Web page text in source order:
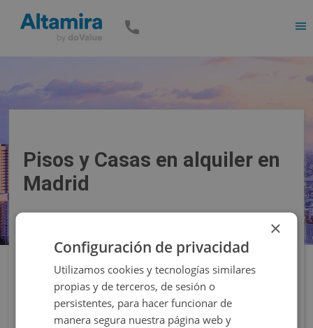
Pisos y Casas en alquiler en
Madrid
Filtros
×
Configuración de privacidad
Utilizamos cookies y tecnologías similares
propias y de terceros, de sesión o
persistentes, para hacer funcionar de
manera segura nuestra página web y